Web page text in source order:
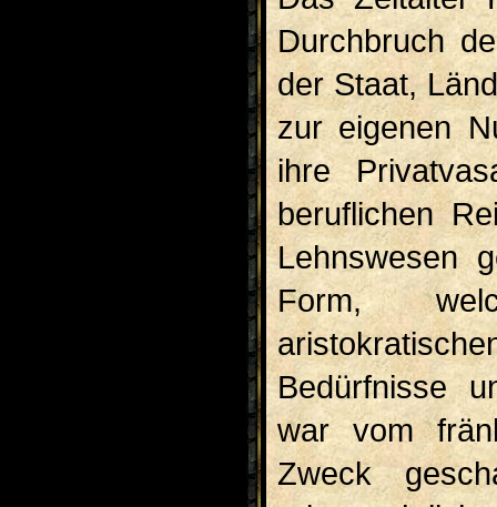
Durchbruch
der Staat,
zur eigenen
ihre
beruflichen
Lehnswesen
Form,
Bedürfnisse
war vom
Zweck